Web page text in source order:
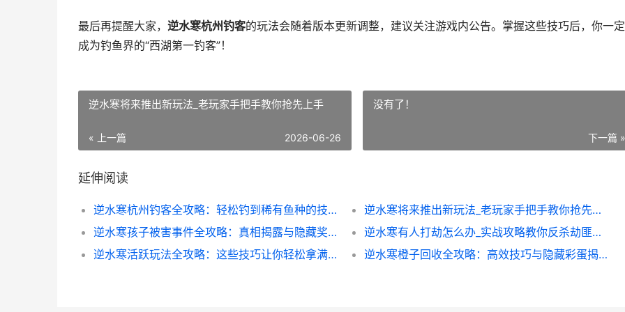
最后再提醒大家， 逆水寒杭州钓客的玩法会随着版本更新调整，建议关注游戏内公告。掌握这些技巧后，你一
成为钓鱼界的“西湖第一钓客”！
逆水寒将来推出新玩法_老玩家手把手教你抢先上手
« 上一篇 2026-06-26
没有了！
下一篇 »
延伸阅读
逆水寒杭州钓客全攻略：轻松钓到稀有鱼种的技巧
逆水寒将来推出新玩法_老玩家手把手教你抢先上手
逆水寒孩子被害事件全攻略：真相揭露与隐藏奖励获取技巧
逆水寒有人打劫怎么办_实战攻略教你反杀劫匪的秘诀
逆水寒活跃玩法全攻略：这些技巧让你轻松拿满活跃度_
逆水寒橙子回收全攻略：高效技巧与隐藏彩蛋揭秘